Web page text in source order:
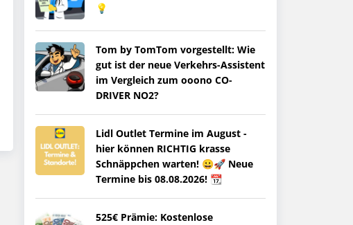
💡
Tom by TomTom vorgestellt: Wie
gut ist der neue Verkehrs-Assistent
im Vergleich zum ooono CO-
DRIVER NO2?
Lidl Outlet Termine im August -
hier können RICHTIG krasse
Schnäppchen warten! 😀🚀 Neue
Termine bis 08.08.2026! 📆
525€ Prämie: Kostenlose